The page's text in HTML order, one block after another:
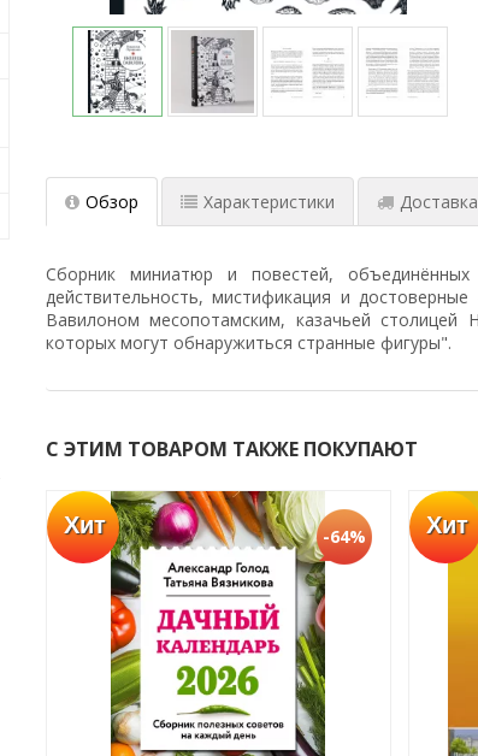
Обзор Характеристики Доставка
Сборник миниатюр и повестей,
действительность, мистификация и
Вавилоном месопотамским, казачьей столицей
которых могут обнаружиться странные фигуры".
С ЭТИМ ТОВАРОМ ТАКЖЕ ПОКУПАЮТ
Хит -64% Хит